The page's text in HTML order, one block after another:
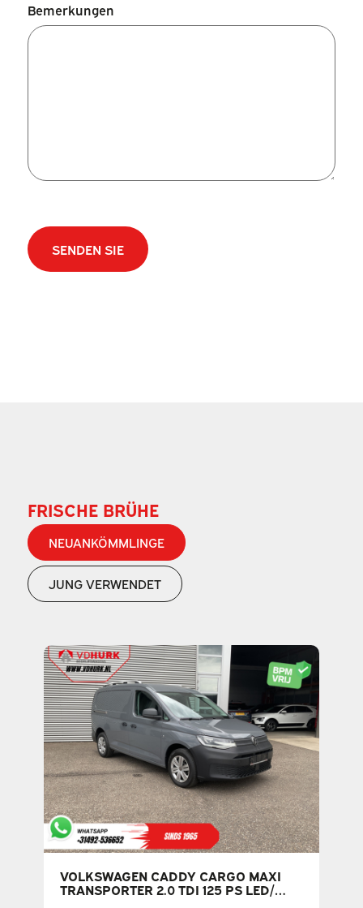
Bemerkungen
FRISCHE BRÜHE
NEUANKÖMMLINGE
JUNG VERWENDET
VOLKSWAGEN CADDY CARGO MAXI
TRANSPORTER 2.0 TDI 125 PS LED/